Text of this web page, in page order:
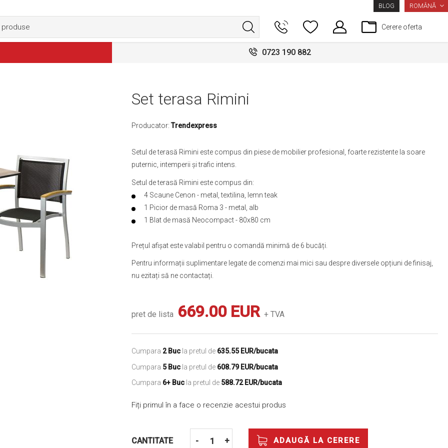
BLOG LIMBA
ROMÂNĂ
Cerere oferta
0723 190 882
Set terasa Rimini
Producator: Trendexpress
Setul de terasă Rimini este compus din piese de mobilier profesional, foarte rezistente la soare
puternic, intemperii și trafic intens.
Setul de terasă Rimini este compus din:
4 Scaune Cenon - metal, textilina, lemn teak
1 Picior de masă Roma 3 - metal, alb
1 Blat de masă Neocompact - 80x80 cm
Prețul afișat este valabil pentru o comandă minimă de 6 bucăți.
Pentru informații suplimentare legate de comenzi mai mici sau despre diversele opțiuni de finisaj,
nu ezitați să ne contactați.
pret de lista 669.00 EUR+ TVA
Cumpara 2 Buc la pretul de 635.55 EUR/bucata
Cumpara 5 Buc la pretul de 608.79 EUR/bucata
Cumpara 6+ Buc la pretul de 588.72 EUR/bucata
Fiți primul în a face o recenzie acestui produs
CANTITATE - + ADAUGĂ LA CERERE